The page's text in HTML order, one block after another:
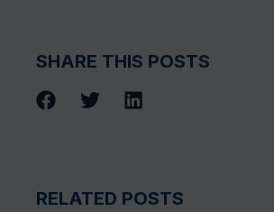
SHARE THIS POSTS
RELATED POSTS